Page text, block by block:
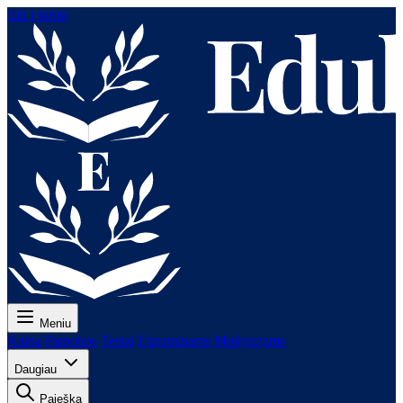
Eiti į turinį
Meniu
Kaina Pamokos Testai Egzaminams Mokytojams
Daugiau
Paieška